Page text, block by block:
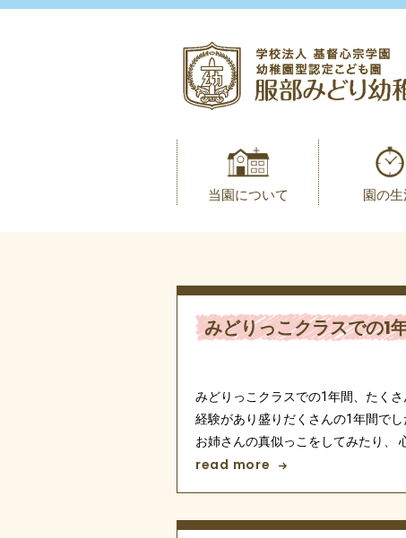
当園について 園の
みどりっこクラスでの1
みどりっこクラスでの1年間、たく
経験があり盛りだくさんの1年間で
お姉さんの真似っこをしてみたり、
read more